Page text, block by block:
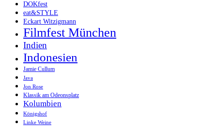
DOKfest
eat&STYLE
Eckart Witzigmann
Filmfest München
Indien
Indonesien
Jamie Cullum
Java
Jon Rose
Klassik am Odeonsplatz
Kolumbien
Königshof
Linke Weine